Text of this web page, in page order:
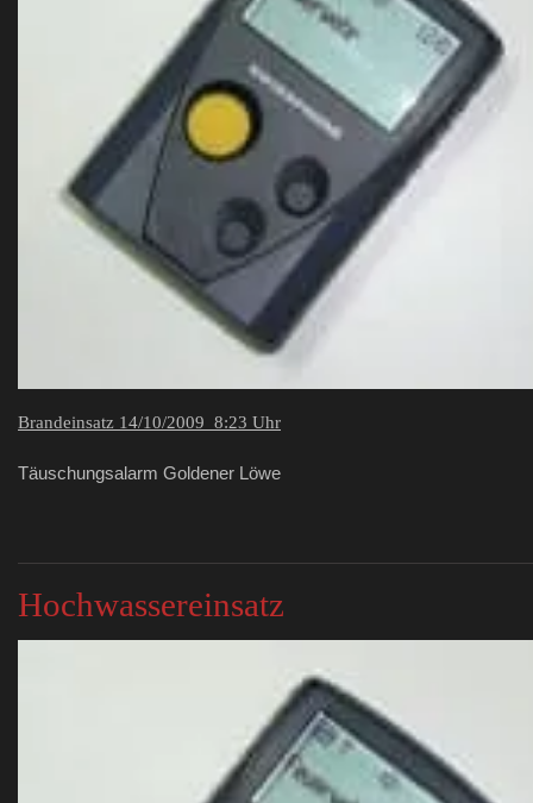
Brandeinsatz 14/10/2009 8:23 Uhr
Täuschungsalarm Goldener Löwe
Hochwassereinsatz